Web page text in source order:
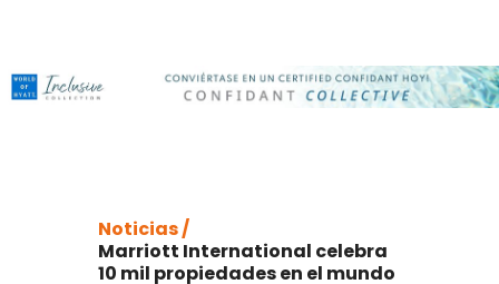
Noticias /
Marriott International celebra
10 mil propiedades en el mundo